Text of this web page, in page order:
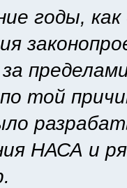
годы,
за
той
НАСА и